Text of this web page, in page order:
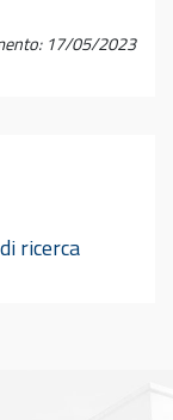
17/05/2023
ricerca